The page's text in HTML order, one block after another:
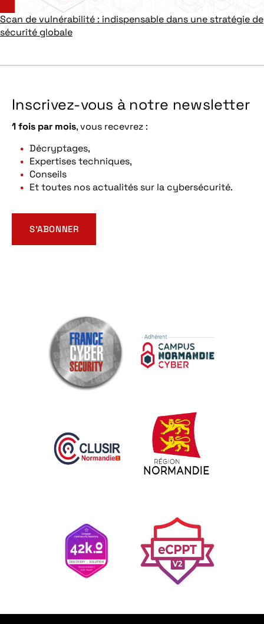
Scan de vulnérabilité : indispensable dans une stratégie de
sécurité globale
Inscrivez-vous à notre newsletter
1 fois par mois, vous recevrez :
Décryptages,
Expertises techniques,
Conseils
Et toutes nos actualités sur la cybersécurité.
S’ABONNER